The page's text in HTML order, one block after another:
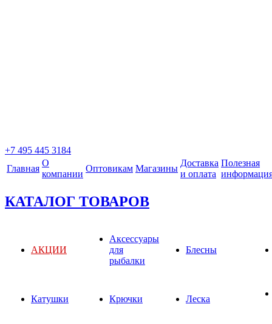
+7 495 445 3184
Главная
О
компании
Оптовикам Магазины
Доставка
и оплата
Полезная
КАТАЛОГ ТОВАРОВ
АКЦИИ
Аксессуары
для
рыбалки
Блесны
Катушки Крючки Леска